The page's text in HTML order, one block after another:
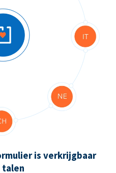
is verkrijgbaar
talen